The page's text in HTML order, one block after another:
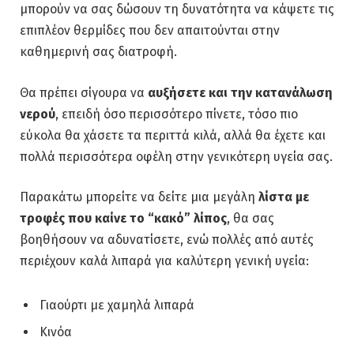
μπορούν να σας δώσουν τη δυνατότητα να κάψετε τις
επιπλέον θερμίδες που δεν απαιτούνται στην
καθημερινή σας διατροφή.
Θα πρέπει σίγουρα να αυξήσετε και την κατανάλωση
νερού, επειδή όσο περισσότερο πίνετε, τόσο πιο
εύκολα θα χάσετε τα περιττά κιλά, αλλά θα έχετε και
πολλά περισσότερα οφέλη στην γενικότερη υγεία σας.
Παρακάτω μπορείτε να δείτε μια μεγάλη λίστα με
τροφές που καίνε το “κακό” λίπος, θα σας
βοηθήσουν να αδυνατίσετε, ενώ πολλές από αυτές
περιέχουν καλά λιπαρά για καλύτερη γενική υγεία:
Γιαούρτι με χαμηλά λιπαρά
Κινόα